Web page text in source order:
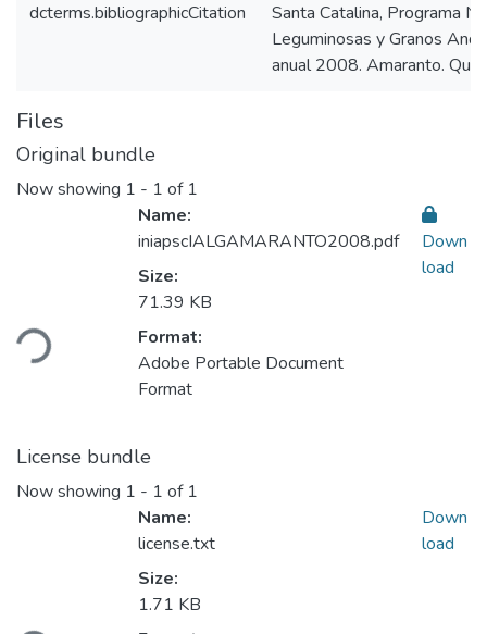
dcterms.bibliographicCitation
Santa Catalina, Programa
Leguminosas y Granos
anual 2008. Amaranto.
Files
Original bundle
Now showing 1 - 1 of 1
Name:
iniapscIALGAMARANTO2008.pdf
Size:
71.39 KB
Format:
Adobe Portable Document
Format
Down
load
License bundle
Now showing 1 - 1 of 1
Name:
license.txt
Size:
1.71 KB
Down
load